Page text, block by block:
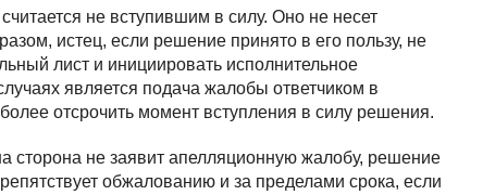
не вступившим в силу. Оно не несет
истец, если решение принято в его пользу, не
лист и инициировать исполнительное
является подача жалобы ответчиком в
отсрочить момент вступления в силу решения.
сторона не заявит апелляционную жалобу, решение
обжалованию и за пределами срока, если